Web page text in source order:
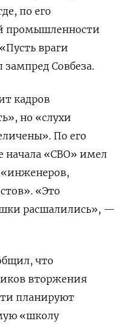
по его
промышленности
враги
Совбеза.
кадров
но «слухи
По его
начала «СВО» имел
«инженеров,
«Это
расшалились», —
что
вторжения
планируют
«школу